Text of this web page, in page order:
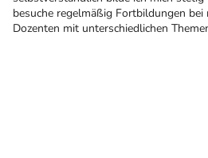
besuche regelmäßig Fortbildungen bei
Dozenten mit unterschiedlichen